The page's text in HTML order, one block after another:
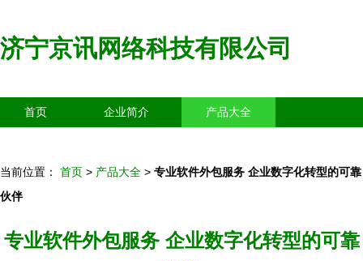
济宁京讯网络科技有限公司
首页 企业简介 产品大全
当前位置： 首页 > 产品大全 > 专业软件外包服务 企业数字化转型的可靠
伙伴
专业软件外包服务 企业数字化转型的可靠